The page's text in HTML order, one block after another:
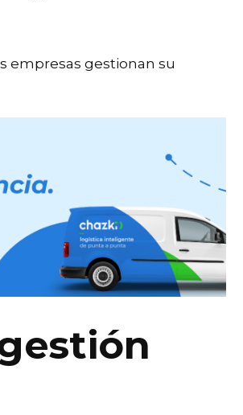
empresas gestionan su